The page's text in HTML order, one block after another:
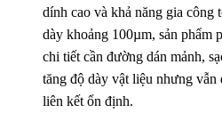
dính cao và khả năng gia công
dày khoảng 100µm, sản phẩm
chi tiết cần đường dán mảnh,
tăng độ dày vật liệu nhưng vẫn
liên kết ổn định.